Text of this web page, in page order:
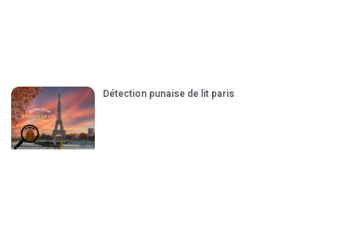
Détection punaise de lit paris